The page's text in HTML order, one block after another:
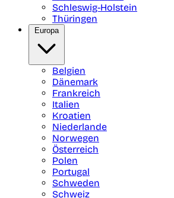
Schleswig-Holstein
Thüringen
Europa
Belgien
Dänemark
Frankreich
Italien
Kroatien
Niederlande
Norwegen
Österreich
Polen
Portugal
Schweden
Schweiz